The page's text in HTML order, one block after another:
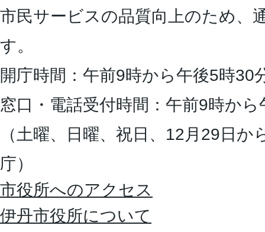
市民サービスの品質向上のため、
す。
開庁時間：午前9時から午後5時30
窓口・電話受付時間：午前9時か
（土曜、日曜、祝日、12月29日
庁）
市役所へのアクセス
伊丹市役所について